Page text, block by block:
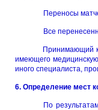
Переносы
Все
Принимающий
имеющего
иного специалиста,
6. Определение мест
По